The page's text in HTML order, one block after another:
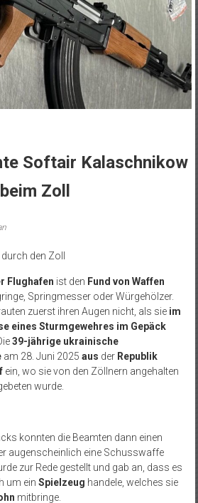
Softair Kalaschnikow
Zoll
den Zoll
Flughafen ist den Fund von Waffen
Springmesser oder Würgehölzer.
zuerst ihren Augen nicht, als sie im
eines Sturmgewehres im Gepäck
39-jährige ukrainische
am 28. Juni 2025 aus der Republik
ein, wo sie von den Zöllnern angehalten
wurde.
konnten die Beamten dann einen
augenscheinlich eine Schusswaffe
zur Rede gestellt und gab an, dass es
um ein Spielzeug handele, welches sie
mitbringe.